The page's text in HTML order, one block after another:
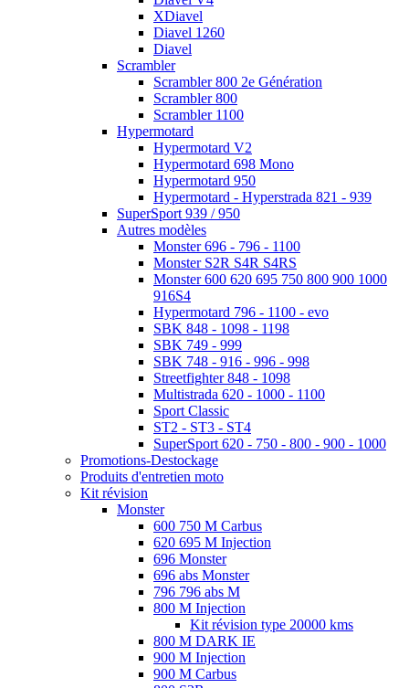
XDiavel
Diavel 1260
Diavel
Scrambler
Scrambler 800 2e Génération
Scrambler 800
Scrambler 1100
Hypermotard
Hypermotard V2
Hypermotard 698 Mono
Hypermotard 950
Hypermotard - Hyperstrada 821 - 939
SuperSport 939 / 950
Autres modèles
Monster 696 - 796 - 1100
Monster S2R S4R S4RS
Monster 600 620 695 750 800 900 1000
916S4
Hypermotard 796 - 1100 - evo
SBK 848 - 1098 - 1198
SBK 749 - 999
SBK 748 - 916 - 996 - 998
Streetfighter 848 - 1098
Multistrada 620 - 1000 - 1100
Sport Classic
ST2 - ST3 - ST4
SuperSport 620 - 750 - 800 - 900 - 1000
Promotions-Destockage
Produits d'entretien moto
Kit révision
Monster
600 750 M Carbus
620 695 M Injection
696 Monster
696 abs Monster
796 796 abs M
800 M Injection
Kit révision type 20000 kms
800 M DARK IE
900 M Injection
900 M Carbus